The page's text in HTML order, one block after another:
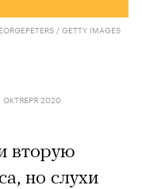
/ GETTY IMAGES
ОКТЯБРЯ 2020
вторую
но слухи